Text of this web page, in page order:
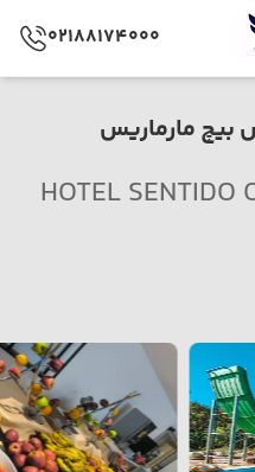
02188174000
بیچ مارماریس
HOTEL SENTIDO